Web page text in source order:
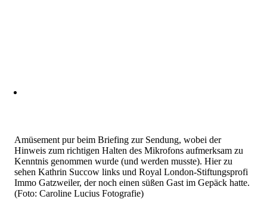
Amüsement pur beim Briefing zur Sendung, wobei der
Hinweis zum richtigen Halten des Mikrofons aufmerksam zu
Kenntnis genommen wurde (und werden musste). Hier zu
sehen Kathrin Succow links und Royal London-Stiftungsprofi
Immo Gatzweiler, der noch einen süßen Gast im Gepäck hatte.
(Foto: Caroline Lucius Fotografie)